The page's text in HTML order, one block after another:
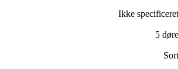
Ikke specificeret
5 døre
Sort